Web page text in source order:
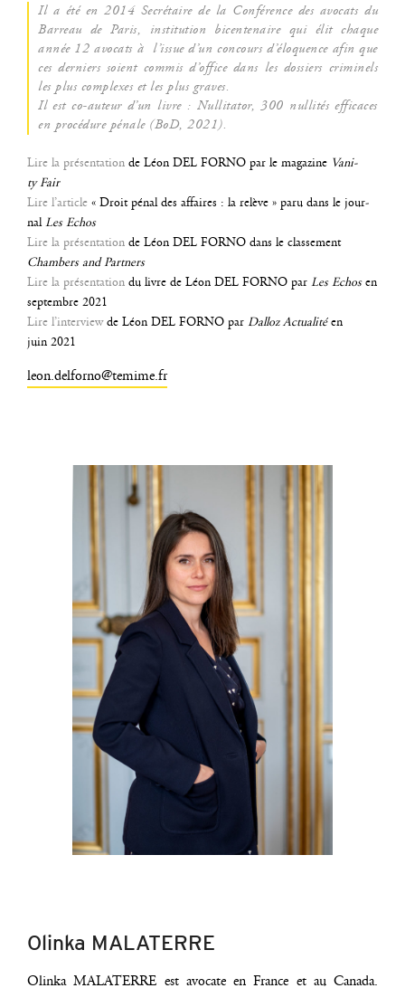
Il a été en 2014 Secré­taire de la Confé­rence des avo­cats du
Bar­reau de Paris, ins­ti­tu­tion bicen­te­naire qui élit chaque
année 12 avo­cats à l’is­sue d’un concours d’é­lo­quence afin que
ces der­niers soient com­mis d’of­fice dans les dos­siers cri­mi­nels
les plus com­plexes et les plus graves.
Il est co-auteur d’un livre : Nul­li­ta­tor, 300 nul­li­tés effi­caces
en pro­cé­dure pénale (BoD, 2021).
Lire la pré­sen­ta­tion de Léon DEL FORNO par le maga­zine Vani­
ty Fair
Lire l’ar­ticle « Droit pénal des affaires : la relève » paru dans le jour­
nalLes Echos
Lire la pré­sen­ta­tion de Léon DEL FORNO dans le clas­se­ment
Cham­bers and Partners
Lire la pré­sen­ta­tion du livre de Léon DEL FORNO par Les Echosen
sep­tembre 2021
Lire l’interviewde Léon DEL FORNO par Dal­loz Actua­li­téen
juin 2021
leon.delforno@temime.fr
Olinka MALATERRE
Olin­ka MALATERRE est avo­cate en France et au Cana­da.